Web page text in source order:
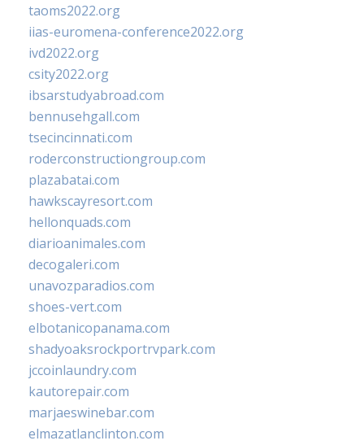
taoms2022.org
iias-euromena-conference2022.org
ivd2022.org
csity2022.org
ibsarstudyabroad.com
bennusehgall.com
tsecincinnati.com
roderconstructiongroup.com
plazabatai.com
hawkscayresort.com
hellonquads.com
diarioanimales.com
decogaleri.com
unavozparadios.com
shoes-vert.com
elbotanicopanama.com
shadyoaksrockportrvpark.com
jccoinlaundry.com
kautorepair.com
marjaeswinebar.com
elmazatlanclinton.com